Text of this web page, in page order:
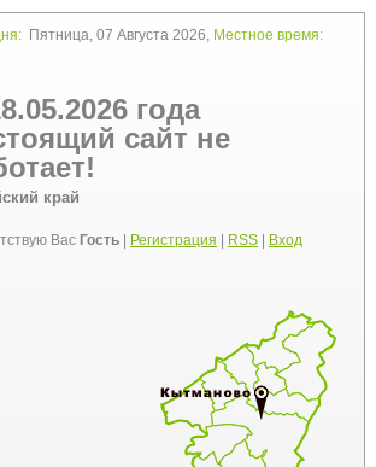
Пятница, 07 Августа 2026, Местное время:
года
сайт не
край
Вас Гость| Регистрация RSS| Вход